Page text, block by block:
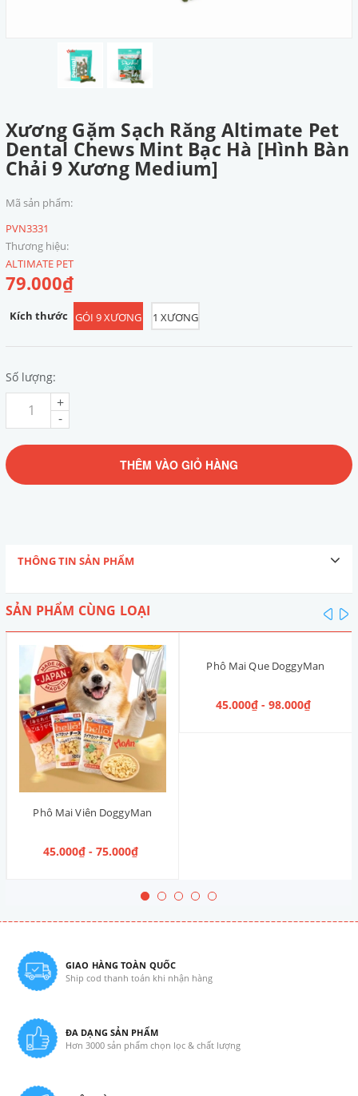
Xương Gặm Sạch Răng Altimate Pet
Dental Chews Mint Bạc Hà [Hình Bàn
Chải 9 Xương Medium]
Mã sản phẩm:
PVN3331
Thương hiệu:
ALTIMATE PET
79.000₫
Kích thước GÓI 9 XƯƠNG 1 XƯƠNG
Số lượng:
-
+
THÊM VÀO GIỎ HÀNG
THÔNG TIN SẢN PHẨM
SẢN PHẨM CÙNG LOẠI
Phô Mai Viên DoggyMan
45.000₫ - 75.000₫
Phô Mai Que DoggyMan
45.000₫ - 98.000₫
GIAO HÀNG TOÀN QUỐC
Ship cod thanh toán khi nhận hàng
ĐA DẠNG SẢN PHẨM
Hơn 3000 sản phẩm chọn lọc & chất lượng